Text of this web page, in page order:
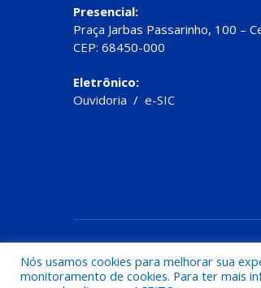
Presencial:
Praça Jarbas Passarinho, 100 –
CEP: 68450-000
Eletrônico:
Ouvidoria / e-SIC
Nós usamos cookies para melhorar sua
monitoramento de cookies. Para ter mais